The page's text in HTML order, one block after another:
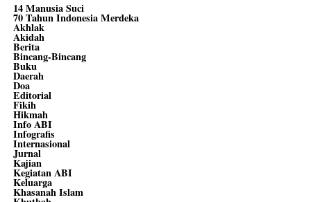
14 Manusia Suci
70 Tahun Indonesia Merdeka
Akhlak
Akidah
Berita
Bincang-Bincang
Buku
Daerah
Doa
Editorial
Fikih
Hikmah
Info ABI
Infografis
Internasional
Jurnal
Kajian
Kegiatan ABI
Keluarga
Khasanah Islam